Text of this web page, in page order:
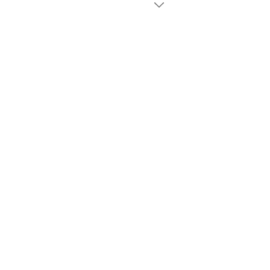
отлично впишется в любой
до современного. Идеальная